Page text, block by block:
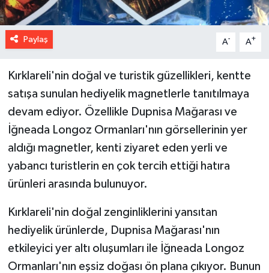
Paylaş A- A+
Kırklareli'nin doğal ve turistik güzellikleri, kentte
satışa sunulan hediyelik magnetlerle tanıtılmaya
devam ediyor. Özellikle Dupnisa Mağarası ve
İğneada Longoz Ormanları'nın görsellerinin yer
aldığı magnetler, kenti ziyaret eden yerli ve
yabancı turistlerin en çok tercih ettiği hatıra
ürünleri arasında bulunuyor.
Kırklareli'nin doğal zenginliklerini yansıtan
hediyelik ürünlerde, Dupnisa Mağarası'nın
etkileyici yer altı oluşumları ile İğneada Longoz
Ormanları'nın eşsiz doğası ön plana çıkıyor. Bunun